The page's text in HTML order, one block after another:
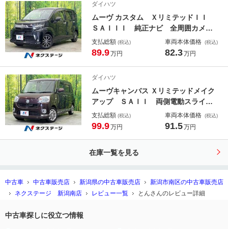
ム
ダイハツ
ムーヴ カスタム ＸリミテッドＩＩ
ＳＡＩＩＩ 純正ナビ 全周囲カメ
ラ スマートアシスト 禁煙車 シー
トヒーター ドラレコ スマートキ
ー プライバシーガラス 盗難防止シ
ステム
支払総額 (税込)
89.9万円
車両本体価格 (税込)
82.3万円
ダイハツ
ムーヴキャンバス Ｘリミテッドメイク
アップ ＳＡＩＩ 両側電動スライ
ド ＳＤナビ スマートアシスト 禁
煙車 前後ドラレコ スマートキー
ｔｈ ＣＤ／ＤＶＤ／ブルーレイ再
支払総額 (税込)
99.9万円
車両本体価格 (税込)
91.5万円
在庫一覧を見る
中古車 中古車販売店 新潟県の中古車販売店
新潟市南区の中古車販売店
ネクステージ 新潟南店
レビュー一覧 とんさんのレビュー詳細
中古車探しに役立つ情報